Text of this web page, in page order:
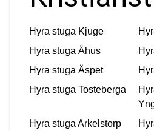
Hyra stuga Kjuge
Hyra stuga Åhus
Hyra stuga Äspet
Hyra stuga Tosteberga
Hyra stuga Arkelstorp